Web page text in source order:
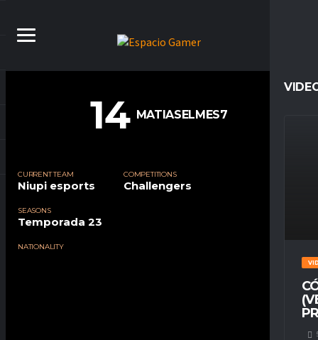
14 MATIASELMES7
CURRENT TEAM
Niupi esports
COMPETITIONS
Challengers
SEASONS
Temporada 23
NATIONALITY